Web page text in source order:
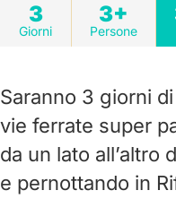
3
Giorni
3+
Persone
Saranno 3 giorni
vie ferrate super
da un lato all’altro
e pernottando in